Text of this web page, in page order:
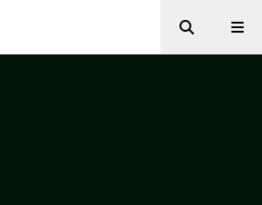
Zoeken